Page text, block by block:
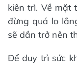
kiên trì. Về mặt
đừng quá lo
sẽ dần trở nên
Để duy trì sức